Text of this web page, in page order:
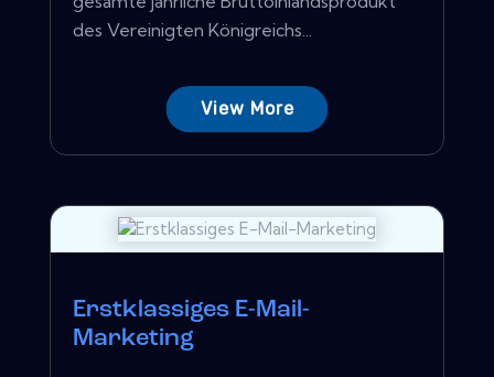
des Vereinigten Königreichs...
View More
Erstklassiges E-Mail-
Marketing